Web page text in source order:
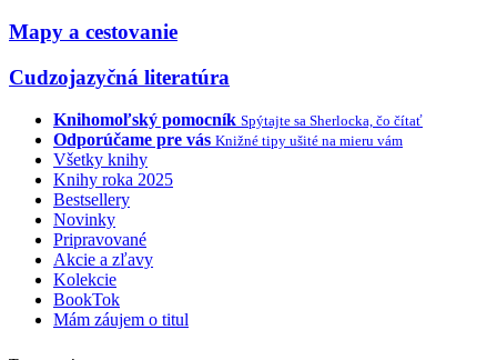
Mapy a cestovanie
Cudzojazyčná literatúra
Knihomoľský pomocník Spýtajte sa Sherlocka, čo čítať
Odporúčame pre vás Knižné tipy ušité na mieru vám
Všetky knihy
Knihy roka 2025
Bestsellery
Novinky
Pripravované
Akcie a zľavy
Kolekcie
BookTok
Mám záujem o titul